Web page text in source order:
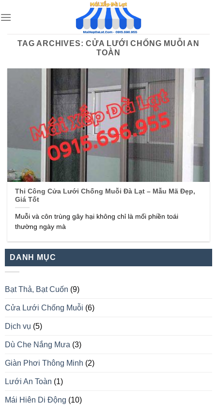
to
TAG ARCHIVES:CỬA LƯỚI CHỐNG MUỖI AN
TOÀN
Thi Công Cửa Lưới Chống Muỗi Đà Lạt – Mẫu Mã Đẹp,
Giá Tốt
Muỗi và côn trùng gây hại không chỉ là mối phiền toái
thường ngày mà
DANH MỤC
Bạt Thả, Bạt Cuốn (9)
Cửa Lưới Chống Muỗi (6)
Dịch vụ (5)
Dù Che Nắng Mưa (3)
Giàn Phơi Thông Minh (2)
Lưới An Toàn (1)
Mái Hiên Di Động (10)